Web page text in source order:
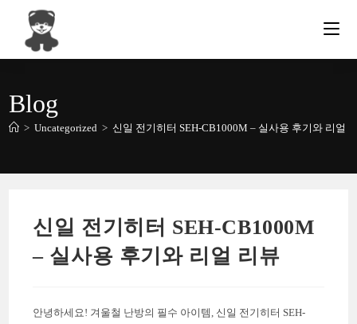
content
Blog
> Uncategorized > 신일 전기히터 SEH-CB1000M – 실사용 후기와 리얼
신일 전기히터 SEH-CB1000M
– 실사용 후기와 리얼 리뷰
안녕하세요! 겨울철 난방의 필수 아이템, 신일 전기히터 SEH-